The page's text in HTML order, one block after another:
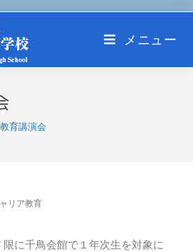
メニュー
育講演会
リア教育
限に千鳥会館で１年次生を対象に